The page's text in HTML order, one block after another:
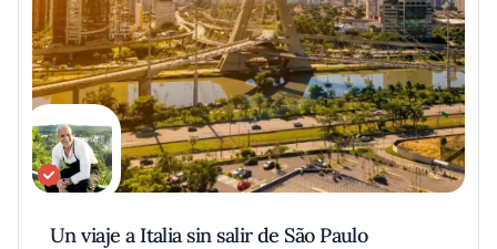
Un viaje a Italia sin salir de São Paulo